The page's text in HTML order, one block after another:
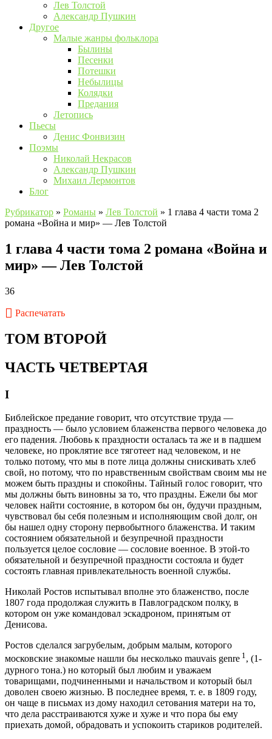
Лев Толстой
Александр Пушкин
Другое
Малые жанры фольклора
Былины
Песенки
Потешки
Небылицы
Колядки
Предания
Летопись
Пьесы
Денис Фонвизин
Поэмы
Николай Некрасов
Александр Пушкин
Михаил Лермонтов
Блог
Рубрикатор » Романы » Лев Толстой » 1 глава 4 части тома 2
романа «Война и мир» — Лев Толстой
1 глава 4 части тома 2 романа «Война и
мир» — Лев Толстой
36
Распечатать
ТОМ ВТОРОЙ
ЧАСТЬ ЧЕТВЕРТАЯ
I
Библейское предание говорит, что отсутствие труда —
праздность — было условием блаженства первого человека до
его падения. Любовь к праздности осталась та же и в падшем
человеке, но проклятие все тяготеет над человеком, и не
только потому, что мы в поте лица должны снискивать хлеб
свой, но потому, что по нравственным свойствам своим мы не
можем быть праздны и спокойны. Тайный голос говорит, что
мы должны быть виновны за то, что праздны. Ежели бы мог
человек найти состояние, в котором бы он, будучи праздным,
чувствовал бы себя полезным и исполняющим свой долг, он
бы нашел одну сторону первобытного блаженства. И таким
состоянием обязательной и безупречной праздности
пользуется целое сословие — сословие военное. В этой-то
обязательной и безупречной праздности состояла и будет
состоять главная привлекательность военной службы.
Николай Ростов испытывал вполне это блаженство, после
1807 года продолжая служить в Павлоградском полку, в
котором он уже командовал эскадроном, принятым от
Денисова.
Ростов сделался загрубелым, добрым малым, которого
московские знакомые нашли бы несколько mauvais genre 1, (1-
дурного тона.) но который был любим и уважаем
товарищами, подчиненными и начальством и который был
доволен своею жизнью. В последнее время, т. е. в 1809 году,
он чаще в письмах из дому находил сетования матери на то,
что дела расстраиваются хуже и хуже и что пора бы ему
приехать домой, обрадовать и успокоить стариков родителей.